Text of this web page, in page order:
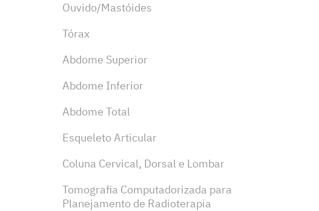
Ouvido/Mastóides
Tórax
Abdome Superior
Abdome Inferior
Abdome Total
Esqueleto Articular
Coluna Cervical, Dorsal e Lombar
Tomografia Computadorizada para
Planejamento de Radioterapia